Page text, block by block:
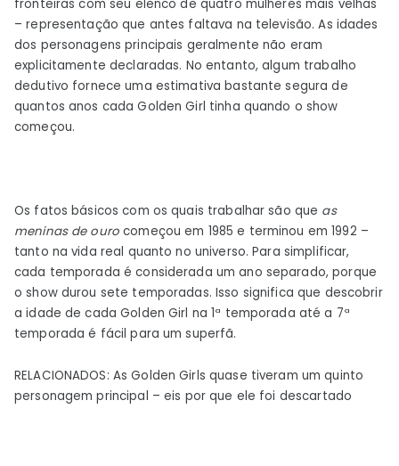
as
Golden
Girls?
fronteiras com seu elenco de quatro mulheres mais velhas
– representação que antes faltava na televisão. As idades
dos personagens principais geralmente não eram
explicitamente declaradas. No entanto, algum trabalho
dedutivo fornece uma estimativa bastante segura de
quantos anos cada Golden Girl tinha quando o show
começou.
Os fatos básicos com os quais trabalhar são que as
meninas de ouro começou em 1985 e terminou em 1992 –
tanto na vida real quanto no universo. Para simplificar,
cada temporada é considerada um ano separado, porque
o show durou sete temporadas. Isso significa que descobrir
a idade de cada Golden Girl na 1ª temporada até a 7ª
temporada é fácil para um superfã.
RELACIONADOS: As Golden Girls quase tiveram um quinto
personagem principal – eis por que ele foi descartado